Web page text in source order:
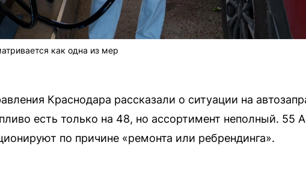
как одна из мер
Краснодара рассказали о ситуации на
есть только на 48, но ассортимент неполный. 55
по причине «ремонта или ребрендинга».